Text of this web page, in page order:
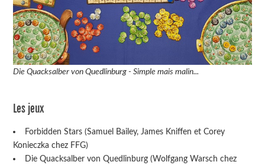
Die Quacksalber von Quedlinburg - Simple mais malin...
Les jeux
Forbidden Stars (Samuel Bailey, James Kniffen et Corey
Konieczka chez FFG)
Die Quacksalber von Quedlinburg (Wolfgang Warsch chez